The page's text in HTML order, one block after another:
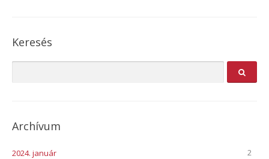
Keresés
Archívum
2024. január
2